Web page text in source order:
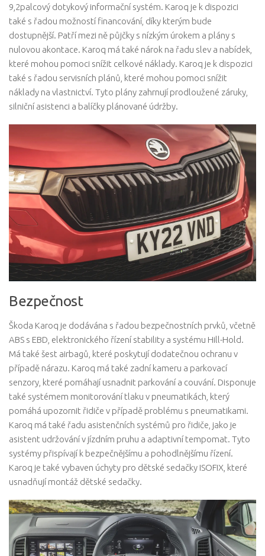
9,2palcový dotykový informační systém. Karoq je k dispozici
také s řadou možností financování, díky kterým bude
dostupnější. Patří mezi ně půjčky s nízkým úrokem a plány s
nulovou akontace. Karoq má také nárok na řadu slev a nabídek,
které mohou pomoci snížit celkové náklady. Karoq je k dispozici
také s řadou servisních plánů, které mohou pomoci snížit
náklady na vlastnictví. Tyto plány zahrnují prodloužené záruky,
silniční asistenci a balíčky plánované údržby.
Bezpečnost
Škoda Karoq je dodávána s řadou bezpečnostních prvků, včetně
ABS s EBD, elektronického řízení stability a systému Hill-Hold.
Má také šest airbagů, které poskytují dodatečnou ochranu v
případě nárazu. Karoq má také zadní kameru a parkovací
senzory, které pomáhají usnadnit parkování a couvání. Disponuje
také systémem monitorování tlaku v pneumatikách, který
pomáhá upozornit řidiče v případě problému s pneumatikami.
Karoq má také řadu asistenčních systémů pro řidiče, jako je
asistent udržování v jízdním pruhu a adaptivní tempomat. Tyto
systémy přispívají k bezpečnějšímu a pohodlnějšímu řízení.
Karoq je také vybaven úchyty pro dětské sedačky ISOFIX, které
usnadňují montáž dětské sedačky.